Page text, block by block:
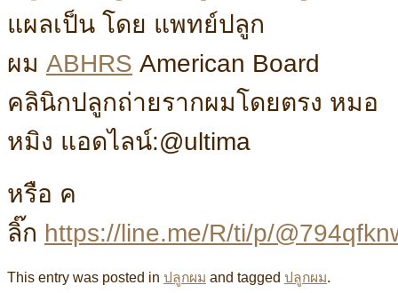
แผลเป็น โดย แพทย์ปลูก
ผม ABHRS American Board
คลินิกปลูกถ่ายรากผมโดยตรง หมอ
หมิง แอดไลน์:@ultima
หรือ ค
ลิ๊ก https://line.me/R/ti/p/
This entry was posted in ปลูกผม and tagged ปลูกผม.